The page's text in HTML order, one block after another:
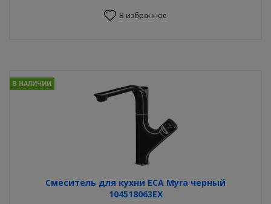
В избранное
Смеситель для кухни ECA Myra черный
104518063EX
В НАЛИЧИИ